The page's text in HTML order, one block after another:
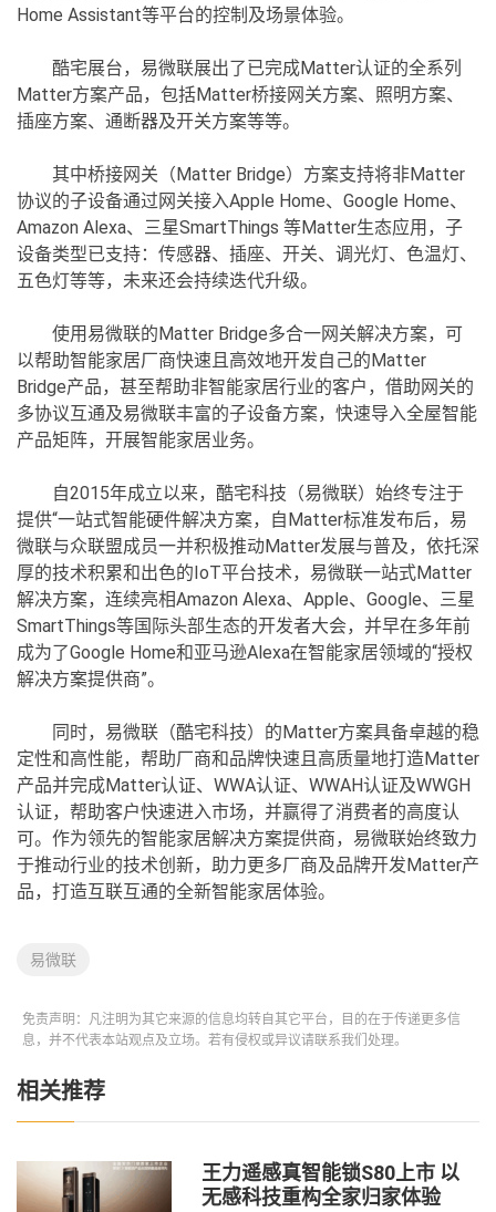
Home Assistant等平台的控制及场景体验。
酷宅展台，易微联展出了已完成Matter认证的全系列
Matter方案产品，包括Matter桥接网关方案、照明方案、
插座方案、通断器及开关方案等等。
其中桥接网关（Matter Bridge）方案支持将非Matter
协议的子设备通过网关接入Apple Home、Google Home、
Amazon Alexa、三星SmartThings 等Matter生态应用，子
设备类型已支持：传感器、插座、开关、调光灯、色温灯、
五色灯等等，未来还会持续迭代升级。
使用易微联的Matter Bridge多合一网关解决方案，可
以帮助智能家居厂商快速且高效地开发自己的Matter
Bridge产品，甚至帮助非智能家居行业的客户，借助网关的
多协议互通及易微联丰富的子设备方案，快速导入全屋智能
产品矩阵，开展智能家居业务。
自2015年成立以来，酷宅科技（易微联）始终专注于
提供“一站式智能硬件解决方案，自Matter标准发布后，易
微联与众联盟成员一并积极推动Matter发展与普及，依托深
厚的技术积累和出色的IoT平台技术，易微联一站式Matter
解决方案，连续亮相Amazon Alexa、Apple、Google、三星
SmartThings等国际头部生态的开发者大会，并早在多年前
成为了Google Home和亚马逊Alexa在智能家居领域的“授权
解决方案提供商”。
同时，易微联（酷宅科技）的Matter方案具备卓越的稳
定性和高性能，帮助厂商和品牌快速且高质量地打造Matter
产品并完成Matter认证、WWA认证、WWAH认证及WWGH
认证，帮助客户快速进入市场，并赢得了消费者的高度认
可。作为领先的智能家居解决方案提供商，易微联始终致力
于推动行业的技术创新，助力更多厂商及品牌开发Matter产
品，打造互联互通的全新智能家居体验。
易微联
免责声明：凡注明为其它来源的信息均转自其它平台，目的在于传递更多信
息，并不代表本站观点及立场。若有侵权或异议请联系我们处理。
相关推荐
王力遥感真智能锁S80上市 以
无感科技重构全家归家体验